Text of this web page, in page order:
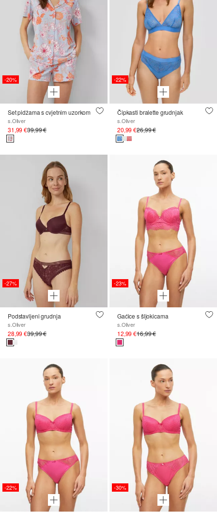
-20%
Set pidžama s cvjetnim uzorkom
s.Oliver
31,99 €39,99 €
-22%
Čipkasti bralette grudnjak
s.Oliver
20,99 €26,99 €
-27%
Podstavljeni grudnja
s.Oliver
28,99 €39,99 €
-23%
Gaćice s šljokicama
s.Oliver
12,99 €16,99 €
-22% -30%